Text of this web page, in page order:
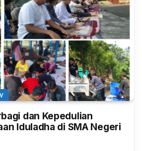
dan Kepedulian
Iduladha di SMA Negeri